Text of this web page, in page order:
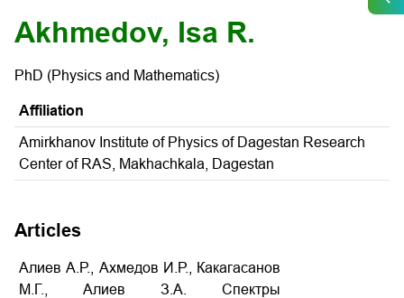
Akhmedov, Isa R.
PhD (Physics and Mathematics)
Affiliation
Amirkhanov Institute of Physics of Dagestan Research
Center of RAS, Makhachkala, Dagestan
Articles
Алиев А.Р., Ахмедов И.Р., Какагасанов
М.Г., Алиев З.А. Спектры